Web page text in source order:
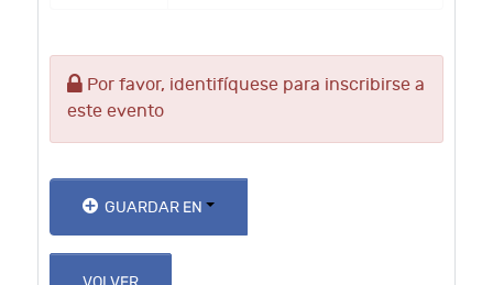
Por favor, identifíquese para inscribirse a
este evento
GUARDAR EN